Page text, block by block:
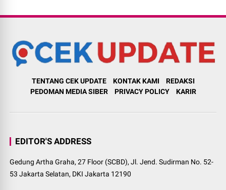
TENTANG CEK UPDATE KONTAK KAMI
REDAKSI
PEDOMAN MEDIA SIBER
PRIVACY POLICY KARIR
EDITOR'S ADDRESS
Gedung Artha Graha, 27 Floor (SCBD), Jl. Jend. Sudirman No. 52-
53 Jakarta Selatan, DKI Jakarta 12190